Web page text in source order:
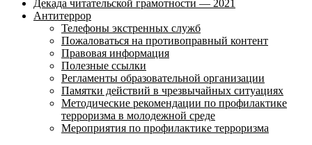
Декада читательской грамотности — 2021
Антитеррор
Телефоны экстренных служб
Пожаловаться на противоправный контент
Правовая информация
Полезные ссылки
Регламенты образовательной организации
Памятки действий в чрезвычайных ситуациях
Методические рекомендации по профилактике
терроризма в молодежной среде
Мероприятия по профилактике терроризма